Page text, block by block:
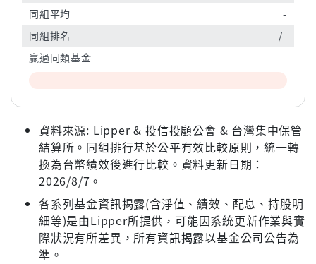
同組平均
-
同組排名
-/-
贏過同類基金
資料來源: Lipper & 投信投顧公會 & 台灣集中保管
結算所。同組排行基於公平有效比較原則，統一轉
換為台幣績效後進行比較。資料更新日期：
2026/8/7。
各系列基金資訊揭露(含淨值、績效、配息、持股明
細等)是由Lipper所提供，可能因系統更新作業與實
際狀況有所差異，所有資訊揭露以基金公司公告為
準。